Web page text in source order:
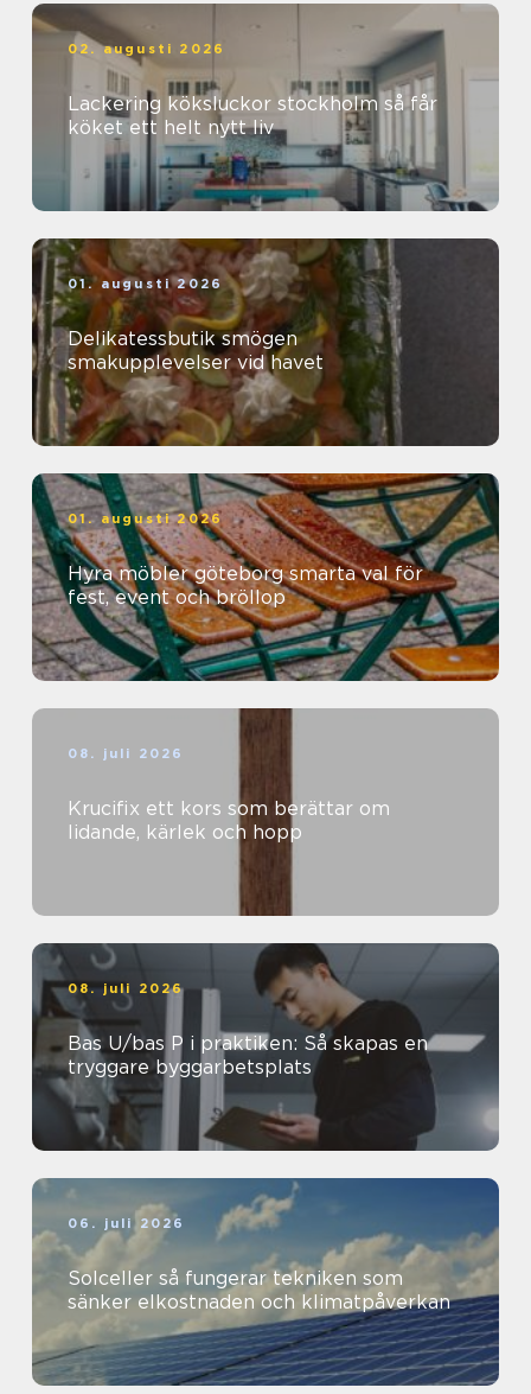
02. augusti 2026
Lackering köksluckor stockholm så får
köket ett helt nytt liv
01. augusti 2026
Delikatessbutik smögen
smakupplevelser vid havet
01. augusti 2026
Hyra möbler göteborg smarta val för
fest, event och bröllop
08. juli 2026
Krucifix ett kors som berättar om
lidande, kärlek och hopp
08. juli 2026
Bas U/bas P i praktiken: Så skapas en
tryggare byggarbetsplats
06. juli 2026
Solceller så fungerar tekniken som
sänker elkostnaden och klimatpåverkan